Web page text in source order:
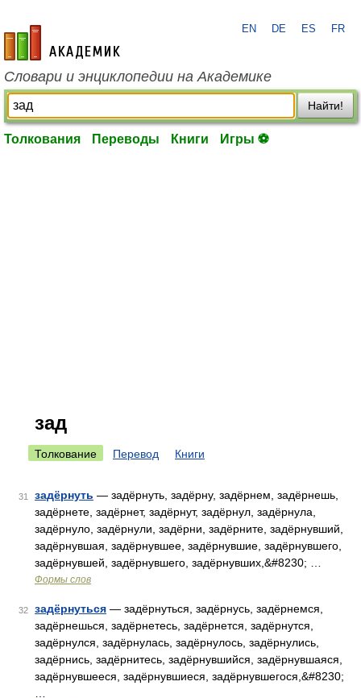
academic.ru
EN DE ES FR
Словари и энциклопедии на Академике
Найти!
Толкования Переводы Книги Игры ⚽
зад
Толкование Перевод Книги
31 задёрнуть — задёрнуть, задёрну, задёрнем, задёрнешь,
задёрнете, задёрнет, задёрнут, задёрнул, задёрнула,
задёрнуло, задёрнули, задёрни, задёрните, задёрнувший,
задёрнувшая, задёрнувшее, задёрнувшие, задёрнувшего,
задёрнувшей, задёрнувшего, задёрнувших,&#8230; …
Формы слов
32 задёрнуться — задёрнуться, задёрнусь, задёрнемся,
задёрнешься, задёрнетесь, задёрнется, задёрнутся,
задёрнулся, задёрнулась, задёрнулось, задёрнулись,
задёрнись, задёрнитесь, задёрнувшийся, задёрнувшаяся,
задёрнувшееся, задёрнувшиеся, задёрнувшегося,&#8230;